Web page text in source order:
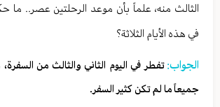
الثالث منه، علماً بأن موعد الرحلتين عصر.. ما
في هذه الأيام الثلاثة؟
الجواب:تفطر في اليوم الثاني والثالث من
جميعاً ما لم تكن كثير السفر.